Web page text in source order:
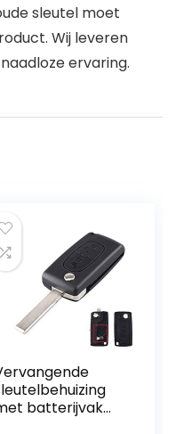
sleutel moet
Wij leveren
ervaring.
batterijvak